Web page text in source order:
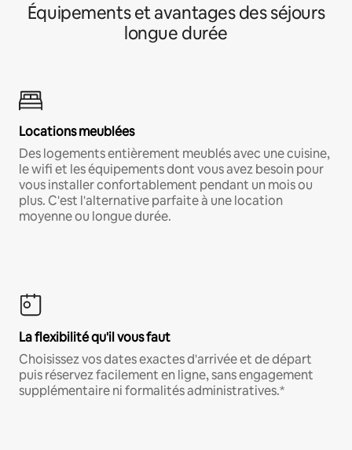
Équipements et avantages des séjours
longue durée
Locations meublées
Des logements entièrement meublés avec une cuisine,
le wifi et les équipements dont vous avez besoin pour
vous installer confortablement pendant un mois ou
plus. C'est l'alternative parfaite à une location
moyenne ou longue durée.
La flexibilité qu'il vous faut
Choisissez vos dates exactes d'arrivée et de départ
puis réservez facilement en ligne, sans engagement
supplémentaire ni formalités administratives.*